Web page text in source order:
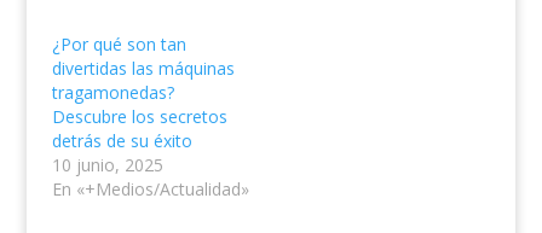
¿Por qué son tan
divertidas las máquinas
tragamonedas?
Descubre los secretos
detrás de su éxito
10 junio, 2025
En «+Medios/Actualidad»